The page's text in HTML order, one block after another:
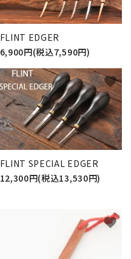
FLINT EDGER
6,900円(税込7,590円)
FLINT SPECIAL EDGER
12,300円(税込13,530円)
favorite
favorite